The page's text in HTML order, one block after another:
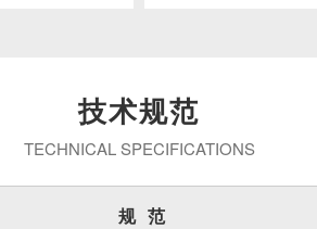
技术规范
TECHNICAL SPECIFICATIONS
规 范